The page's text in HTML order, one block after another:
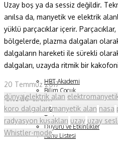
Fizik ve Uzay
Gezegenimiz
Teknoyaşam
Fazlası
HBT Akademi
Bilim Çocuk
Soru ve Yanıt
Kitap Tanıtımları
Tartışma
Duyuru ve Etkinlikler
Konu Listesi
Uzay boş ya da sessiz değildir.
anılsa da, manyetik ve elektrik
yüklü parçacıklar içerir.
bölgelerde, plazma dalgaları
dalgaların hareketi ile sürekli
dalgaları, uzayda ritmik bir kakofoni
20 Temmuz 2017
dünya elektrik alan
koro dalgaları manyetik alan nasa
radyasyon kuşakları uzay uzay
Whistler-mode